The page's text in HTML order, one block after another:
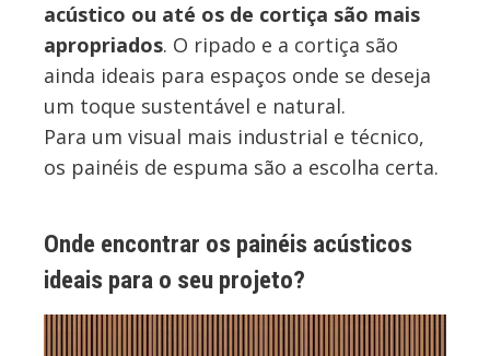
acústico ou até os de cortiça são mais
apropriados. O ripado e a cortiça são
ainda ideais para espaços onde se deseja
um toque sustentável e natural.
Para um visual mais industrial e técnico,
os painéis de espuma são a escolha certa.
Onde encontrar os painéis acústicos
ideais para o seu projeto?